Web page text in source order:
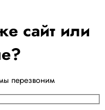
сайт или
перезвоним